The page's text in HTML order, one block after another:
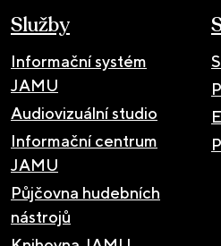
Služby
Informační systém
JAMU
Audiovizuální studio
Informační centrum
JAMU
Půjčovna hudebních
nástrojů